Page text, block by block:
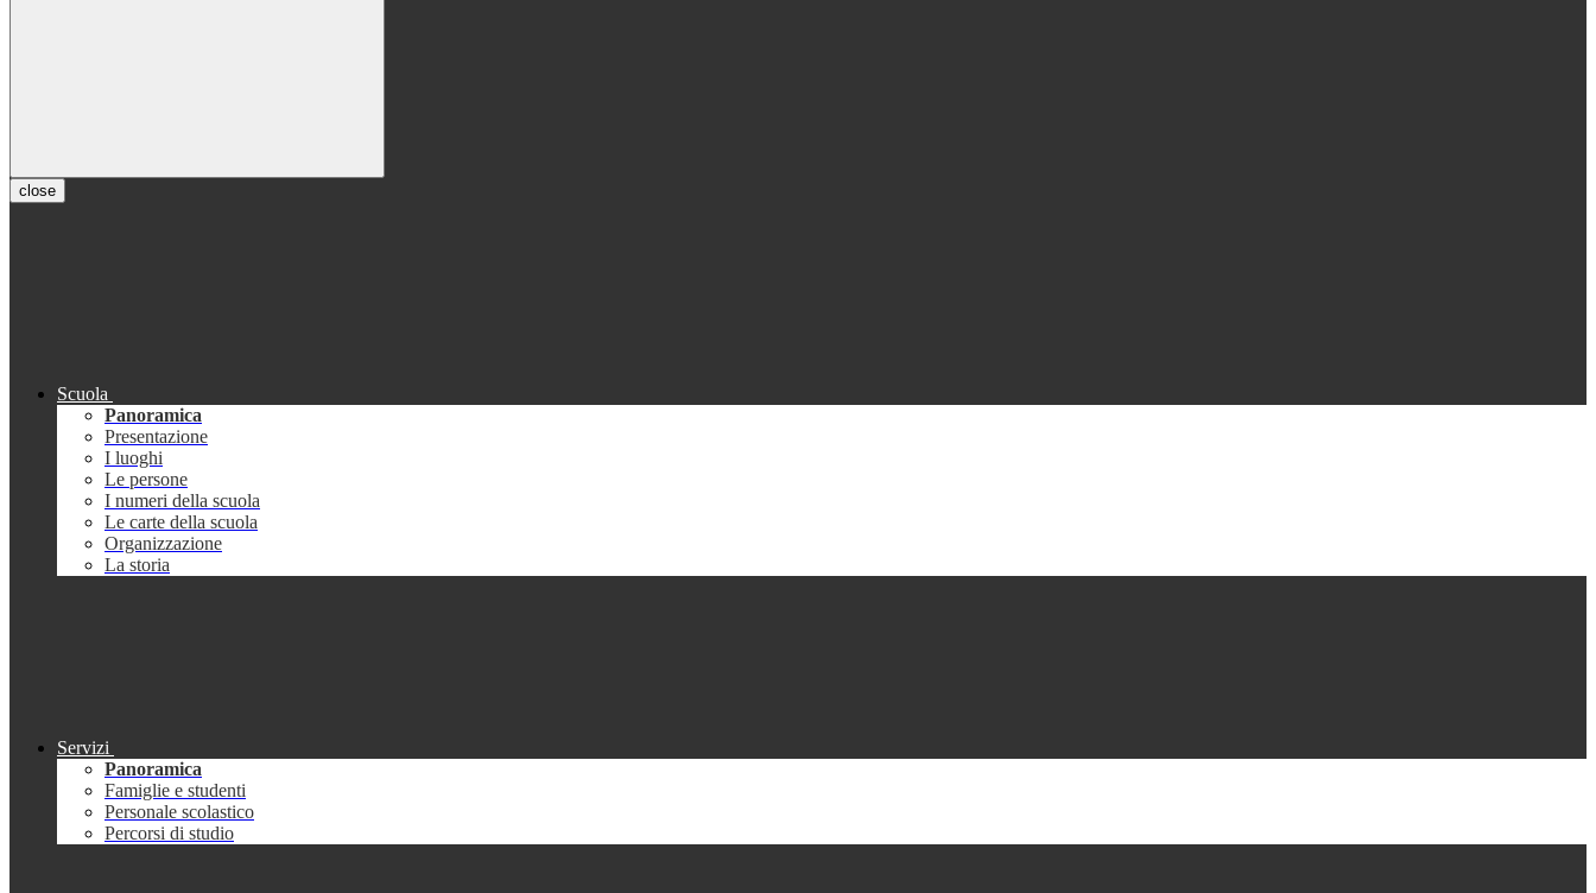
close
Scuola
Panoramica
Presentazione
I luoghi
Le persone
I numeri della scuola
Le carte della scuola
Organizzazione
La storia
Servizi
Panoramica
Famiglie e studenti
Personale scolastico
Percorsi di studio